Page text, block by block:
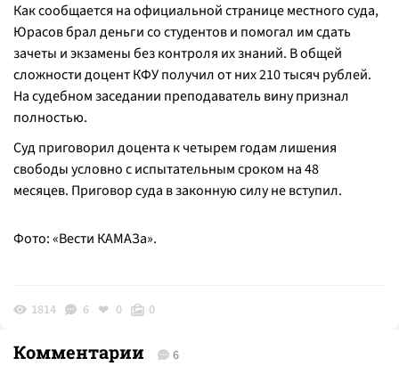
Как сообщается на официальной странице местного суда,
Юрасов брал деньги со студентов и помогал им сдать
зачеты и экзамены без контроля их знаний. В общей
сложности доцент КФУ получил от них 210 тысяч рублей.
На судебном заседании преподаватель вину признал
полностью.
Суд приговорил доцента к четырем годам лишения
свободы условно с испытательным сроком на 48
месяцев. Приговор суда в законную силу не вступил.
Фото: «Вести КАМАЗа».
1814 6 0 0
Комментарии 6